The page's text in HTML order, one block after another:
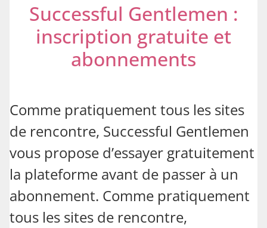
Successful Gentlemen :
inscription gratuite et
abonnements
Comme pratiquement tous les sites
de rencontre, Successful Gentlemen
vous propose d’essayer gratuitement
la plateforme avant de passer à un
abonnement. Comme pratiquement
tous les sites de rencontre,